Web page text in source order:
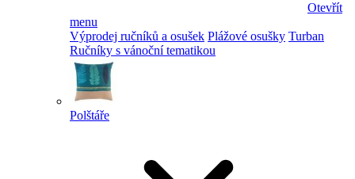
Otevřít
menu
Výprodej ručníků a osušek Plážové osušky Turban
Ručníky s vánoční tematikou
Polštáře